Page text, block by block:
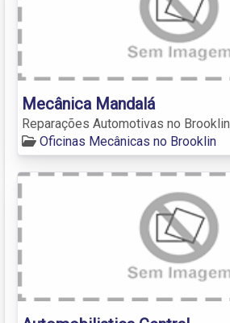
Mecânica Mandalá
Reparações Automotivas no Brooklin
Oficinas Mecânicas no Brooklin